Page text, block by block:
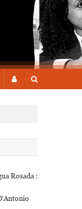
Rosada :